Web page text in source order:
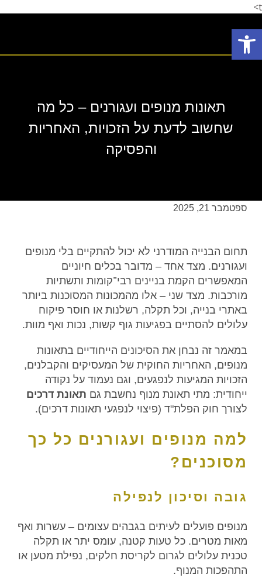
t>
תאונות מנופים ועגורנים – כל מה
שחשוב לדעת על הזכויות, האחריות
והפסיקה
ספטמבר 21, 2025
תחום הבנייה המודרני לא יכול להתקיים בלי מנופים
ועגורנים. מצד אחד – מדובר בכלים חיוניים
המאפשרים הקמת בניינים רבי־קומות ותשתיות
מורכבות. מצד שני – אלו מהמכונות המסוכנות ביותר
באתרי בנייה, וכל תקלה, רשלנות או חוסר פיקוח
עלולים להסתיים בפגיעות גוף קשות, נכות ואף מוות.
במאמר זה נבחן את הסיכונים הייחודיים בתאונות
מנופים, האחריות החוקית של המעסיקים והקבלנים,
הזכויות המגיעות לנפגעים, וגם נעמוד על נקודה
ייחודית: מתי תאונת מנוף נחשבת גם תאונת דרכים
לצורך חוק הפלת"ד (פיצוי לנפגעי תאונות דרכים).
למה מנופים ועגורנים כל כך
מסוכנים?
גובה וסיכון לנפילה
מנופים פועלים לעיתים בגבהים עצומים – עשרות ואף
מאות מטרים. כל טעות קטנה, עומס יתר או תקלה
טכנית עלולים לגרום לקריסת חלקים, נפילת מטען או
התהפכות המנוף.
פתח סרגל נגישות